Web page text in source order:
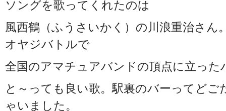
ソングを歌ってくれたのは
風西鶴（ふうさいかく）の川浪重治さ
オヤジバトルで
全国のアマチュアバンドの頂点に立った
と～っても良い歌。駅裏のバーってど
ゃいました。